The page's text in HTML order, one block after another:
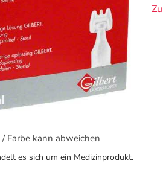
Farbe kann abweichen
es sich um ein Medizinprodukt.